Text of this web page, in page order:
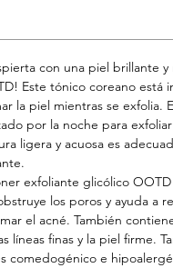
con una piel brillante
Este tónico coreano está
la piel mientras se exfolia.
por la noche para
ligera y acuosa es
exfoliante glicólico
los poros y ayuda a
el acné. También
líneas finas y la piel firme.
comedogénico e